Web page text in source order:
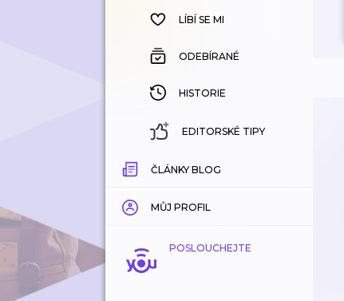
HISTORIE
LÍBÍ SE MI
ODEBÍRANÉ
HISTORIE
EDITORSKÉ TIPY
ČLÁNKY BLOG
MŮJ PROFIL
POSLOUCHEJTE